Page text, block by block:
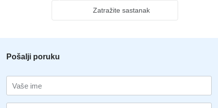
Zatražite sastanak
Pošalji poruku